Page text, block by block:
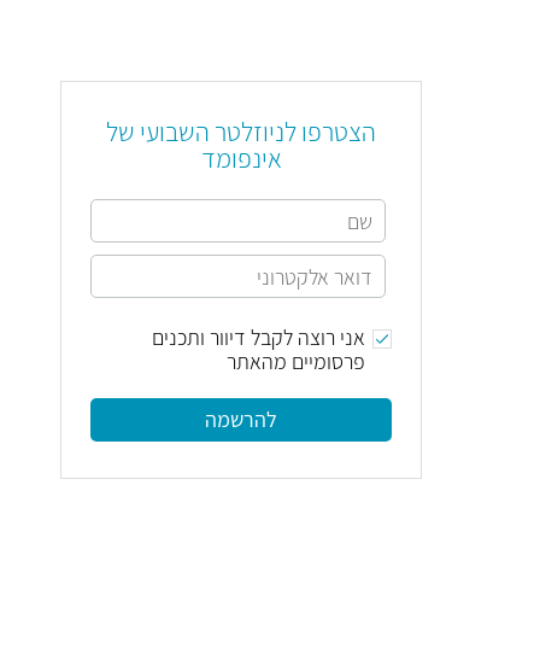
הצטרפו לניוזלטר השבועי של
אינפומד
אני רוצה לקבל דיוור ותכנים
פרסומיים מהאתר
להרשמה